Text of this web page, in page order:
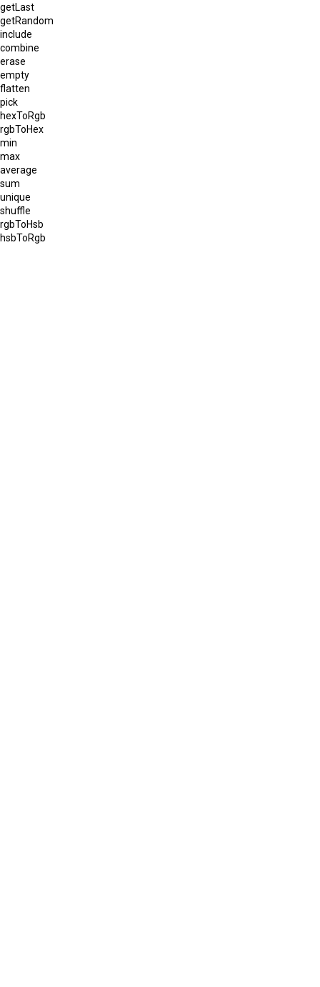
getLast
getRandom
include
combine
erase
empty
flatten
pick
hexToRgb
rgbToHex
min
max
average
sum
unique
shuffle
rgbToHsb
hsbToRgb